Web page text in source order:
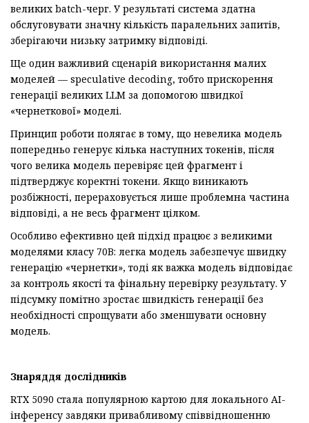
великих batch-черг. У результаті система здатна
обслуговувати значну кількість паралельних запитів,
зберігаючи низьку затримку відповіді.
Ще один важливий сценарій використання малих
моделей — speculative decoding, тобто прискорення
генерації великих LLM за допомогою швидкої
«чернеткової» моделі.
Принцип роботи полягає в тому, що невелика модель
попередньо генерує кілька наступних токенів, після
чого велика модель перевіряє цей фрагмент і
підтверджує коректні токени. Якщо виникають
розбіжності, перераховується лише проблемна частина
відповіді, а не весь фрагмент цілком.
Особливо ефективно цей підхід працює з великими
моделями класу 70B: легка модель забезпечує швидку
генерацію «чернетки», тоді як важка модель відповідає
за контроль якості та фінальну перевірку результату. У
підсумку помітно зростає швидкість генерації без
необхідності спрощувати або зменшувати основну
модель.
Знаряддя дослідників
RTX 5090 стала популярною картою для локального AI-
інференсу завдяки привабливому співвідношенню